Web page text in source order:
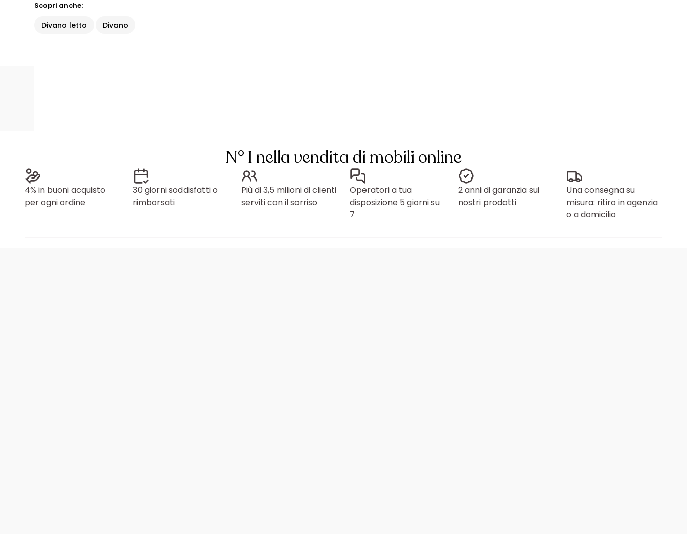
Scopri anche:
Divano letto Divano
N° 1 nella vendita di mobili online
4% in buoni acquisto
per ogni ordine
30 giorni soddisfatti o
rimborsati
Più di 3,5 milioni di clienti
serviti con il sorriso
Operatori a tua
disposizione 5 giorni su
7
2 anni di garanzia sui
nostri prodotti
Una consegna su
misura: ritiro in agenzia
o a domicilio